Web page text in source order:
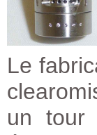
Le
un tour